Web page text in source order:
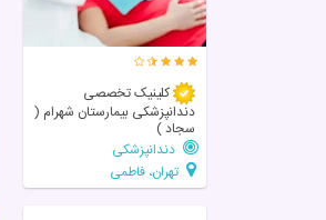
کلینیک تخصصی
دندانپزشکی بیمارستان شهرام (
سجاد )
دندانپزشکی
تهران، فاطمی